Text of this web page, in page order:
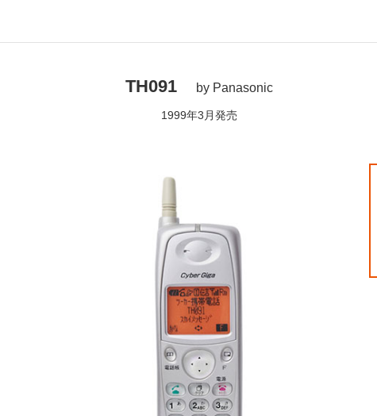
TH091 by Panasonic
1999年3月発売